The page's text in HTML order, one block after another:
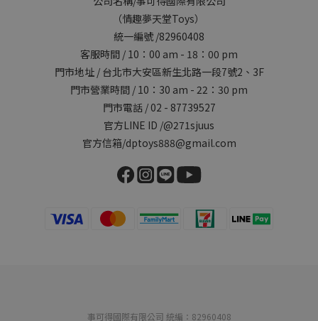
（情趣夢天堂Toys）
統一編號 /82960408
客服時間 / 10：00 am - 18：00 pm
門市地址 / 台北市大安區新生北路一段7號2、3F
門市營業時間 / 10：30 am - 22：30 pm
門市電話 / 02 - 87739527
官方LINE ID /@271sjuus
官方信箱/dptoys888@gmail.com
事可得國際有限公司 統編：82960408